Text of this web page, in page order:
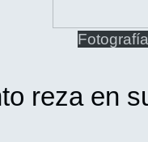
reza en